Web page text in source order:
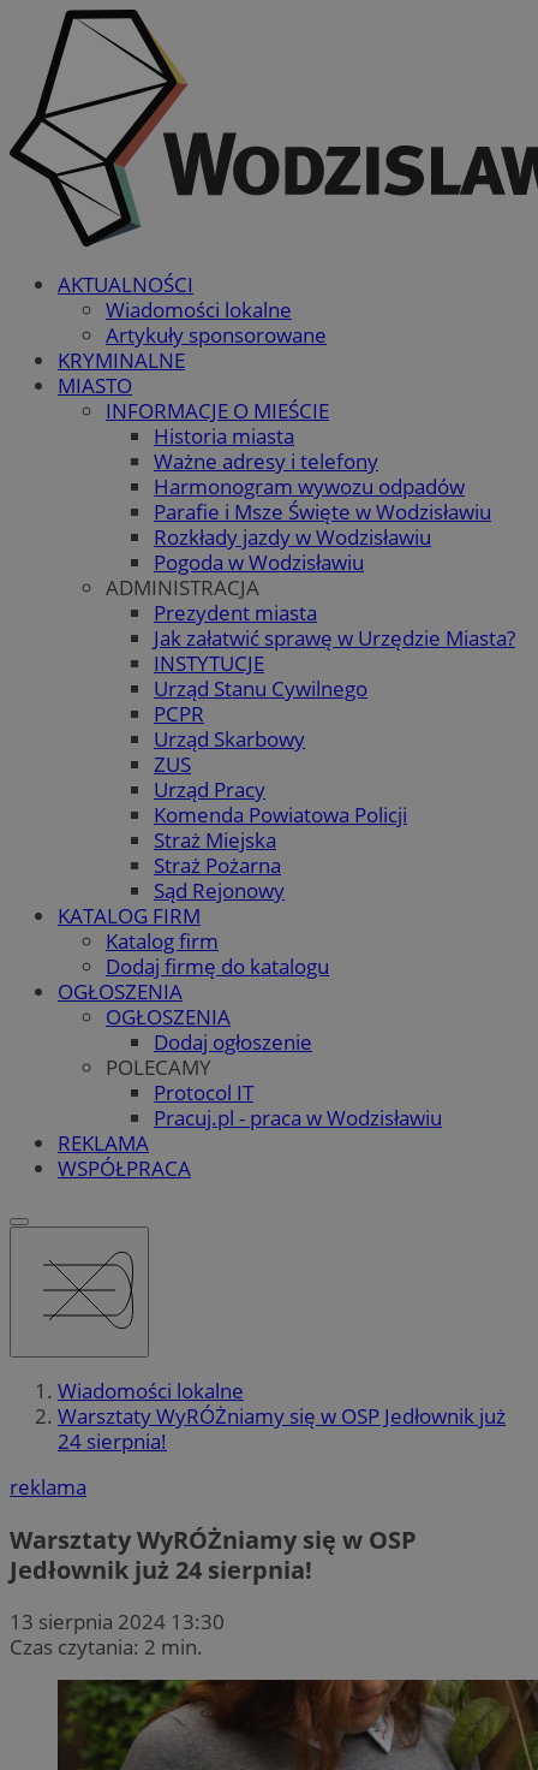
AKTUALNOŚCI
Wiadomości lokalne
Artykuły sponsorowane
KRYMINALNE
MIASTO
INFORMACJE O MIEŚCIE
Historia miasta
Ważne adresy i telefony
Harmonogram wywozu odpadów
Parafie i Msze Święte w Wodzisławiu
Rozkłady jazdy w Wodzisławiu
Pogoda w Wodzisławiu
ADMINISTRACJA
Prezydent miasta
Jak załatwić sprawę w Urzędzie Miasta?
INSTYTUCJE
Urząd Stanu Cywilnego
PCPR
Urząd Skarbowy
ZUS
Urząd Pracy
Komenda Powiatowa Policji
Straż Miejska
Straż Pożarna
Sąd Rejonowy
KATALOG FIRM
Katalog firm
Dodaj firmę do katalogu
OGŁOSZENIA
OGŁOSZENIA
Dodaj ogłoszenie
POLECAMY
Protocol IT
Pracuj.pl - praca w Wodzisławiu
REKLAMA
WSPÓŁPRACA
Wiadomości lokalne
Warsztaty WyRÓŻniamy się w OSP Jedłownik już
24 sierpnia!
reklama
Warsztaty WyRÓŻniamy się w OSP
Jedłownik już 24 sierpnia!
13 sierpnia 2024 13:30
Czas czytania: 2 min.